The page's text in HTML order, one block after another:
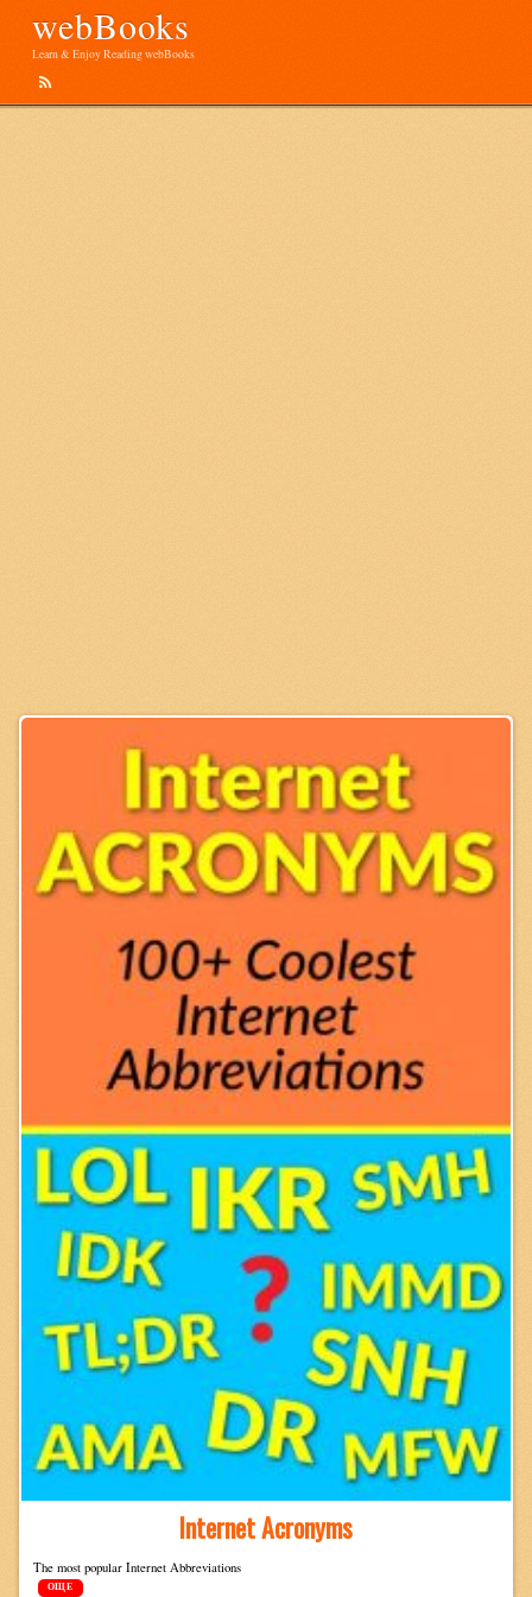
webBooks
Learn & Enjoy Reading webBooks
Internet Acronyms
The most pop­u­lar Inter­net Abbreviations
ОЩЕ